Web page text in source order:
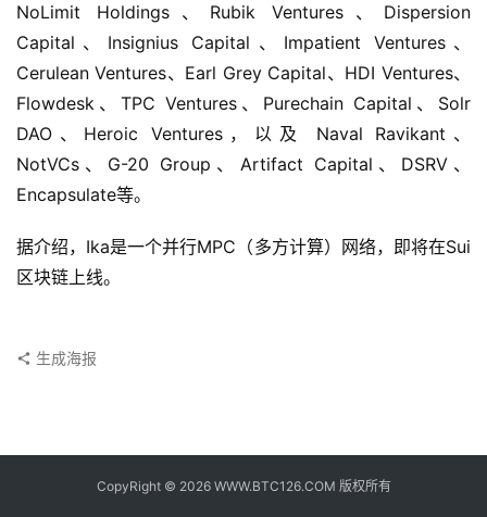
电
子
钱
港
银
证
易
地
NoLimit Holdings、Rubik Ventures、Dispersion
Capital、Insignius Capital、Impatient Ventures、
Cerulean Ventures、Earl Grey Capital、HDI Ventures、
Flowdesk、TPC Ventures、Purechain Capital、Solr
DAO、Heroic Ventures，以及 Naval Ravikant、
NotVCs、G-20 Group、Artifact Capital、DSRV、
Encapsulate等。
据介绍，Ika是一个并行MPC（多方计算）网络，即将在Sui
区块链上线。
生成海报
CopyRight © 2026 WWW.BTC126.COM 版权所有